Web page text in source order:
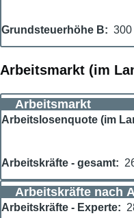
Grundsteuerhöhe B 300
Arbeitsmarkt (im
Arbeitsmarkt
Arbeitslosenquote (im
Arbeitskräfte - gesamt
Arbeitskräfte nach
Arbeitskräfte - Experte